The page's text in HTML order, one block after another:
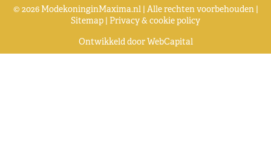
© 2026 ModekoninginMaxima.nl | Alle rechten voorbehouden |
Sitemap | Privacy & cookie policy
Ontwikkeld doorWebCapital